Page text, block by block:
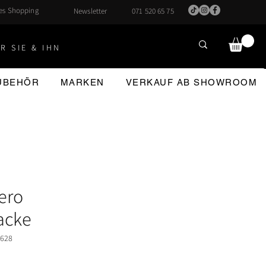
Shopping Newsletter 071 520 65 75
SIE & IHN
MARKEN VERKAUF AB SHOWROOM